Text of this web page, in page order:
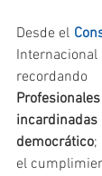
Desde el
democrático;
el